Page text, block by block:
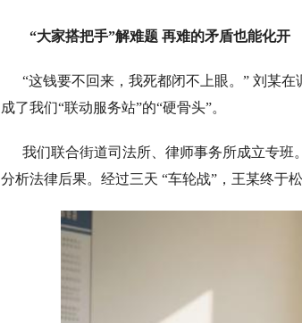
“大家搭把手”解难题 再难的矛盾也能化开
“这钱要不回来，我死都闭不上眼。” 刘某在
成了我们“联动服务站”的“硬骨头”。
我们联合街道司法所、律师事务所成立专班
分析法律后果。经过三天 “车轮战”，王某终于